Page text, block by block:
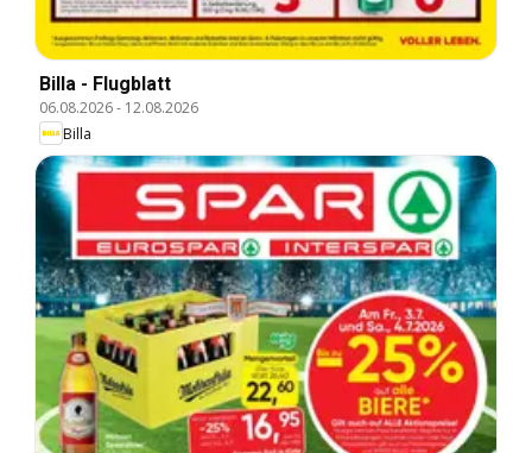
Billa - Flugblatt
06.08.2026- 12.08.2026
Billa